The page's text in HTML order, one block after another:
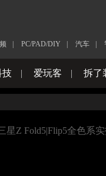
PC/PAD/DIY 汽车
技 | 爱玩客 | 拆了
星Z Fold5|Flip5全色系